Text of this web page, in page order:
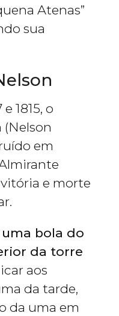
Atenas”
sua
1815, o
em
e morte
uma bola do
da torre
aos
da tarde,
da uma em